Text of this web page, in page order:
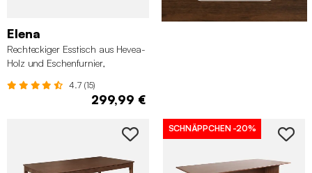
Elena
Rechteckiger Esstisch aus Hevea-
Holz und Eschenfurnier,
4.7 (15)
299,99 €
SCHNÄPPCHEN -20%